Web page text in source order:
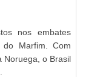
nos embates
do Marfim. Com
Noruega, o Brasil